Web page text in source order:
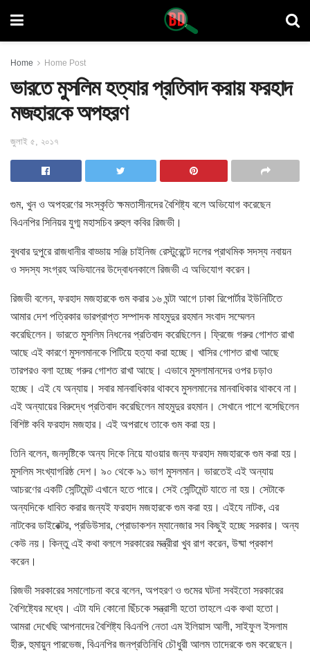
Home Home Post
ভারতে মুসলিম হত্যার প্রতিবাদ করায় ফরহাদ
মজহারকে অপহরণ
জুলাই ৫, ২০১৭
গুম, খুন ও অপহরণের সংস্কৃতি ক্ষমতাসীনদের বৈশিষ্ট্য বলে অভিযোগ করেছেন
বিএনপির সিনিয়র যুগ্ম মহাসচিব রুহুল কবির রিজভী ।
বুধবার দুপুরে রাজধানীর বাড্ডায় সঞ্জি চাইনিজ রেস্টুরেন্টে দলের প্রাথমিক সদস্য নবায়ন
ও সদস্য সংগ্রহ অভিযানের উদ্বোধনকালে রিজভী এ অভিযোগ করেন।
রিজভী বলেন, ফরহাদ মজহারকে গুম করার ১৬ ঘন্টা আগে ঢাকা রিপোর্টার ইউনিটিতে
আমার দেশ পত্রিকার ভারপ্রাপ্ত সম্পাদক মাহমুদুর রহমান সংবাদ সম্মেলন
করেছিলেন। ভারতে মুসলিম নিধনের প্রতিবাদ করেছিলেন। ফ্রিজে গরুর গোশত রাখা
আছে এই কারণে মুসলমানকে পিটিয়ে হত্যা করা হচ্ছে। খাসির গোশত রাখা আছে
তারপরও বলা হচ্ছে গরুর গোশত রাখা আছে। এভাবে মুসলামানদের ওপর চড়াও
হচ্ছে। এই যে অন্যায়। সবার মানবাধিকার থাকবে মুসলমানের মানবাধিকার থাকবে না।
এই অন্যায়ের বিরুদ্ধে প্রতিবাদ করেছিলেন মাহমুদুর রহমান। সেখানে পাশে বসেছিলেন
বিশিষ্ট কবি ফরহাদ মজহার। এই অপরাধে তাকে গুম করা হয়।
তিনি বলেন, জনদৃষ্টিকে অন্য দিকে নিয়ে যাওয়ার জন্য ফরহাদ মজহারকে গুম করা হয়।
মুসলিম সংখ্যাগরিষ্ঠ দেশ। ৯০ থেকে ৯১ ভাগ মুসলমান। ভারতেই এই অন্যায়
আচরণের একটি সেন্টিমেন্ট এখানে হতে পারে। সেই সেন্টিমেন্ট যাতে না হয়। সেটাকে
অন্যদিকে ধাবিত করার জন্যই ফরহাদ মজহারকে গুম করা হয়। এইযে নাটক, এর
নাটকের ডাইরেক্টর, প্রডিউসার, প্রোডাকশন ম্যানেজার সব কিছুই হচ্ছে সরকার। অন্য
কেউ নয়। কিন্তু এই কথা বললে সরকারের মন্ত্রীরা খুব রাগ করেন, উষ্মা প্রকাশ
করেন।
রিজভী সরকারের সমালোচনা করে বলেন, অপহরণ ও গুমের ঘটনা সবইতো সরকারের
বৈশিষ্ট্যের মধ্যে। এটা যদি কোনো ছিঁচকে সন্ত্রাসী হতো তাহলে এক কথা হতো।
আমরা দেখেছি আপনাদের বৈশিষ্ট্য বিএনপি নেতা এম ইলিয়াস আলী, সাইফুল ইসলাম
হীরু, হুমায়ুন পারভেজ, বিএনপির জনপ্রতিনিধি চৌধুরী আলম তাদেরকে গুম করেছেন।